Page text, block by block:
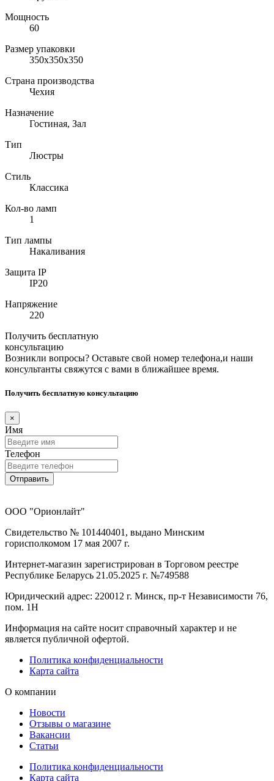
Мощность
60
Размер упаковки
350x350x350
Страна производства
Чехия
Назначение
Гостиная, Зал
Тип
Люстры
Стиль
Классика
Кол-во ламп
1
Тип лампы
Накаливания
Защита IP
IP20
Напряжение
220
Получить бесплатную
консультацию
Возникли вопросы? Оставьте свой номер телефона,и наши
консультанты свяжутся с вами в ближайшее время.
Получить бесплатную консультацию
×
Имя
Телефон
Отправить
ООО "Орионлайт"
Свидетельство № 101440401, выдано Минским
горисполкомом 17 мая 2007 г.
Интернет-магазин зарегистрирован в Торговом реестре
Республике Беларусь 21.05.2025 г. №749588
Юридический адрес: 220012 г. Минск, пр-т Независимости 76,
пом. 1Н
Информация на сайте носит справочный характер и не
является публичной офертой.
Политика конфиденциальности
Карта сайта
О компании
Новости
Отзывы о магазине
Вакансии
Статьи
Политика конфиденциальности
Карта сайта